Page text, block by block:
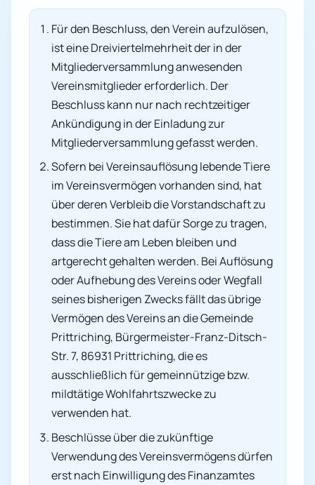
Für den Beschluss, den Verein aufzulösen,
ist eine Dreiviertelmehrheit der in der
Mitgliederversammlung anwesenden
Vereinsmitglieder erforderlich. Der
Beschluss kann nur nach rechtzeitiger
Ankündigung in der Einladung zur
Mitgliederversammlung gefasst werden.
Sofern bei Vereinsauflösung lebende Tiere
im Vereinsvermögen vorhanden sind, hat
über deren Verbleib die Vorstandschaft zu
bestimmen. Sie hat dafür Sorge zu tragen,
dass die Tiere am Leben bleiben und
artgerecht gehalten werden. Bei Auflösung
oder Aufhebung des Vereins oder Wegfall
seines bisherigen Zwecks fällt das übrige
Vermögen des Vereins an die Gemeinde
Prittriching, Bürgermeister-Franz-Ditsch-
Str. 7, 86931 Prittriching, die es
ausschließlich für gemeinnützige bzw.
mildtätige Wohlfahrtszwecke zu
verwenden hat.
Beschlüsse über die zukünftige
Verwendung des Vereinsvermögens dürfen
erst nach Einwilligung des Finanzamtes